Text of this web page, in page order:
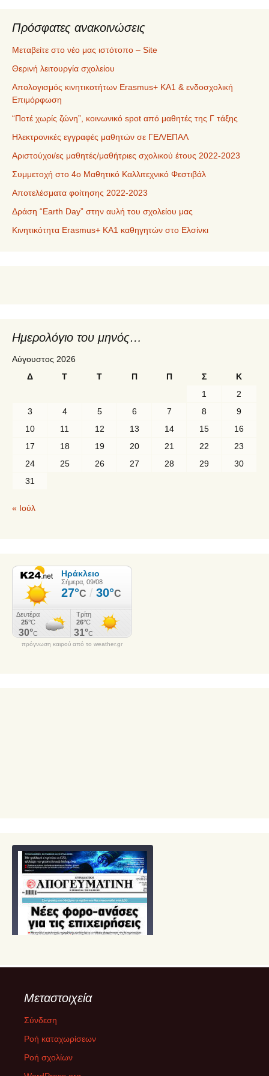
Πρόσφατες ανακοινώσεις
Μεταβείτε στο νέο μας ιστότοπο – Site
Θερινή λειτουργία σχολείου
Απολογισμός κινητικοτήτων Erasmus+ ΚΑ1 & ενδοσχολική
Επιμόρφωση
“Ποτέ χωρίς ζώνη”, κοινωνικό spot από μαθητές της Γ τάξης
Ηλεκτρονικές εγγραφές μαθητών σε ΓΕΛ/ΕΠΑΛ
Αριστούχοι/ες μαθητές/μαθήτριες σχολικού έτους 2022-2023
Συμμετοχή στο 4ο Μαθητικό Καλλιτεχνικό Φεστιβάλ
Αποτελέσματα φοίτησης 2022-2023
Δράση “Earth Day” στην αυλή του σχολείου μας
Κινητικότητα Erasmus+ KA1 καθηγητών στο Ελσίνκι
Ημερολόγιο του μηνός…
Αύγουστος 2026
Δ
Τ Τ Π Π Σ
Κ
1
2
3
4 5 6 7 8
9
10
11 12 13 14 15
16
17
18 19 20 21 22
23
24
25 26 27 28 29
30
31
« Ιούλ
πρόγνωση καιρού από το weather.gr
Μεταστοιχεία
Σύνδεση
Ροή καταχωρίσεων
Ροή σχολίων